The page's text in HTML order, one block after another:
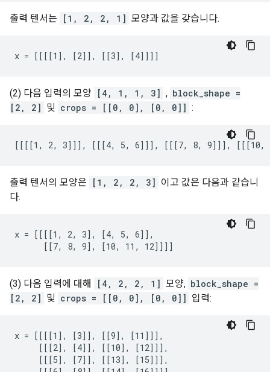
출력 텐서는 [1, 2, 2, 1] 모양과 값을 갖습니다.
x = [[[[1], [2]], [[3], [4]]]]
(2) 다음 입력의 모양 [4, 1, 1, 3] , block_shape =
[2, 2] 및 crops = [[0, 0], [0, 0]] :
[[[[1, 2, 3]]], [[[4, 5, 6]]], [[[7, 8, 9]]], [[[10,
출력 텐서의 모양은 [1, 2, 2, 3] 이고 값은 다음과 같습니
다.
x = [[[[1, 2, 3], [4, 5, 6]],
      [[7, 8, 9], [10, 11, 12]]]]
(3) 다음 입력에 대해 [4, 2, 2, 1] 모양, block_shape =
[2, 2] 및 crops = [[0, 0], [0, 0]] 입력:
x = [[[[1], [3]], [[9], [11]]],
     [[[2], [4]], [[10], [12]]],
     [[[5], [7]], [[13], [15]]],